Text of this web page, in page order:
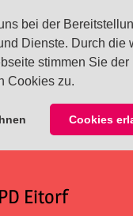
bei der
Dienste. Durch die
stimmen Sie der
Cookies zu.
Cookies
Eitorf